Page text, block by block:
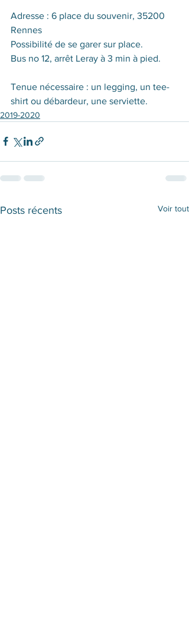
Adresse : 6 place du souvenir, 35200
Rennes
Possibilité de se garer sur place.
Bus no 12, arrêt Leray à 3 min à pied.
Tenue nécessaire : un legging, un tee-
shirt ou débardeur, une serviette.
2019-2020
Posts récents Voir tout